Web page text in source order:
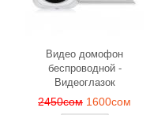
Видео домофон
беспроводной -
Видеоглазок
2450сом 1600сом